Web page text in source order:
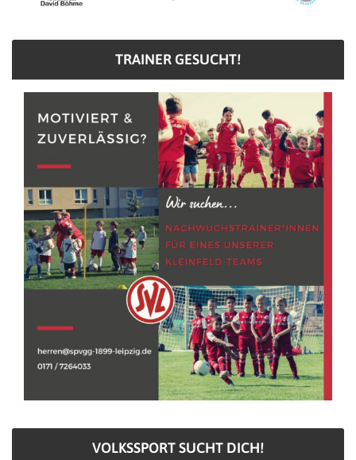
TRAINER GESUCHT!
VOLKSSPORT SUCHT DICH!